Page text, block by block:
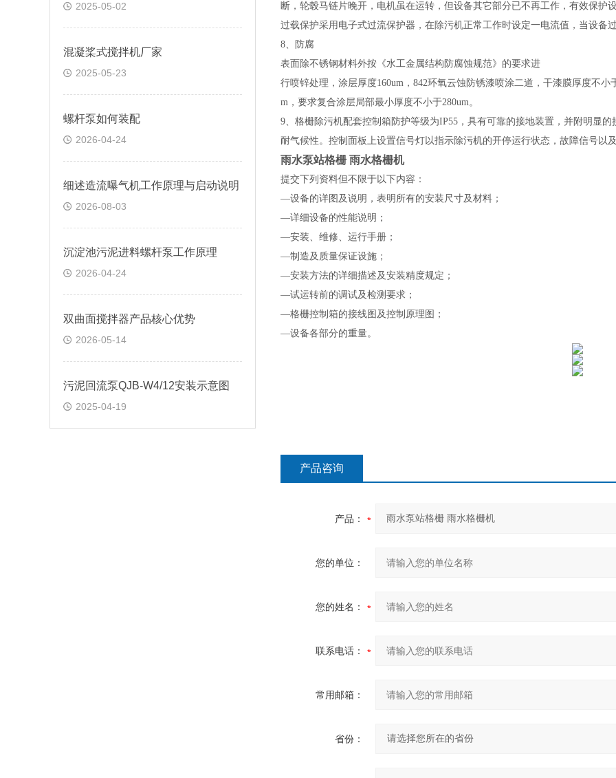
2025-05-02
混凝桨式搅拌机厂家
2025-05-23
螺杆泵如何装配
2026-04-24
细述造流曝气机工作原理与启动说明
2026-08-03
沉淀池污泥进料螺杆泵工作原理
2026-04-24
双曲面搅拌器产品核心优势
2026-05-14
污泥回流泵QJB-W4/12安装示意图
2025-04-19
断，轮毂马链片晚开，电机虽在运转，但设备其它部分已不再工作，有效保护
过载保护采用电子式过流保护器，在除污机正常工作时设定一电流值，当设备
8、防腐
表面除不锈钢材料外按《水工金属结构防腐蚀规范》的要求进
行喷锌处理，涂层厚度160um，842环氧云蚀防锈漆喷涂二道，干漆膜厚度不
m，要求复合涂层局部最小厚度不小于280um。
9、 格栅除污机配套控制箱防护等级为IP55，具有可靠的接地装置，并附明显
耐气候性。控制面板上设置信号灯以指示除污机的开停运行状态，故障信号以
雨水泵站格栅 雨水格栅机
提交下列资料但不限于以下内容：
—设备的详图及说明，表明所有的安装尺寸及材料；
—详细设备的性能说明；
—安装、维修、运行手册；
—制造及质量保证设施；
—安装方法的详细描述及安装精度规定；
—试运转前的调试及检测要求；
—格栅控制箱的接线图及控制原理图；
—设备各部分的重量。
产品咨询
产品：
您的单位：
您的姓名：
联系电话：
常用邮箱：
省份：